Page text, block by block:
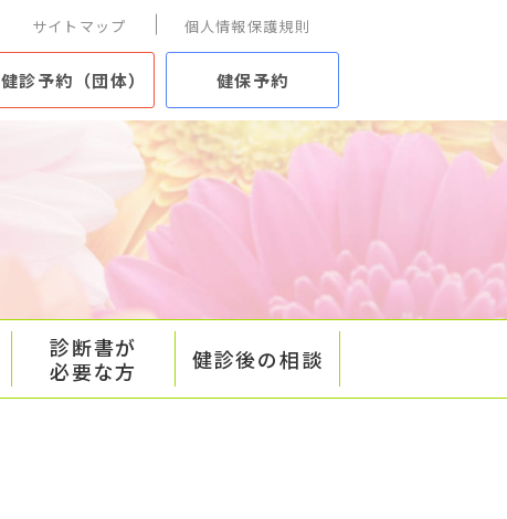
サイトマップ 個人情報保護規則
健診予約（団体） 健保予約
診断書が
必要な方
健診後の相談